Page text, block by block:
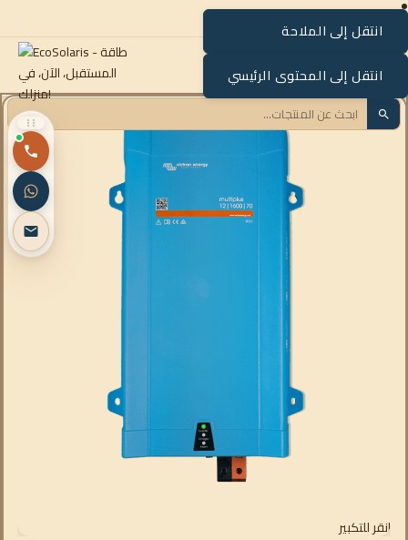
انتقل إلى الملاحة
انتقل إلى المحتوى الرئيسي
انقر للتكبير